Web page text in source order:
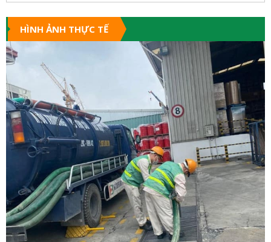
HÌNH ẢNH THỰC TẾ